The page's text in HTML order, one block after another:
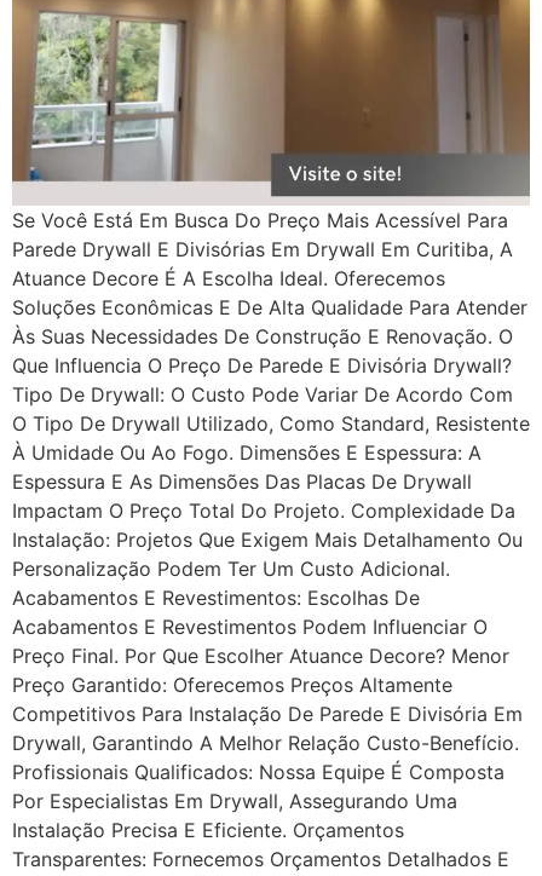
Se Você Está Em Busca Do Preço Mais Acessível Para
Parede Drywall E Divisórias Em Drywall Em Curitiba, A
Atuance Decore É A Escolha Ideal. Oferecemos
Soluções Econômicas E De Alta Qualidade Para Atender
Às Suas Necessidades De Construção E Renovação. O
Que Influencia O Preço De Parede E Divisória Drywall?
Tipo De Drywall: O Custo Pode Variar De Acordo Com
O Tipo De Drywall Utilizado, Como Standard, Resistente
À Umidade Ou Ao Fogo. Dimensões E Espessura: A
Espessura E As Dimensões Das Placas De Drywall
Impactam O Preço Total Do Projeto. Complexidade Da
Instalação: Projetos Que Exigem Mais Detalhamento Ou
Personalização Podem Ter Um Custo Adicional.
Acabamentos E Revestimentos: Escolhas De
Acabamentos E Revestimentos Podem Influenciar O
Preço Final. Por Que Escolher Atuance Decore? Menor
Preço Garantido: Oferecemos Preços Altamente
Competitivos Para Instalação De Parede E Divisória Em
Drywall, Garantindo A Melhor Relação Custo-Benefício.
Profissionais Qualificados: Nossa Equipe É Composta
Por Especialistas Em Drywall, Assegurando Uma
Instalação Precisa E Eficiente. Orçamentos
Transparentes: Fornecemos Orçamentos Detalhados E